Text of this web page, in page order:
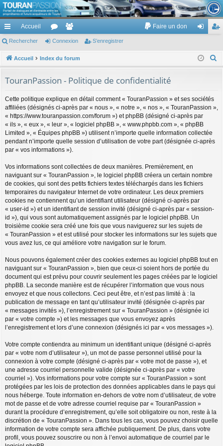
TouranPassion
Le forum des propriétaires ou futurs acquéreurs du Volkswagen Touran
cc
ès
de
Accueil
or
u
e
m
Faire un don
ne nr
re
Rechercher Connexion S’enregistrer
Accueil Index du forum
e
TouranPassion - Politique de confidentialité
Cette politique explique en détail comment « TouranPassion » et ses sociétés
affiliées (désignés ci-après par « nous », « notre », « nos », « TouranPassion »,
« https://www.touranpassion.com/forum ») et phpBB (désigné ci-après par
« ils », « eux », « leur », « logiciel phpBB », « www.phpbb.com », « phpBB
Limited », « Équipes phpBB ») utilisent n’importe quelle information collectée
pendant n’importe quelle session d’utilisation de votre part (désignée ci-après
par « vos informations »).
Vos informations sont collectées de deux manières. Premièrement, en
naviguant sur « TouranPassion », le logiciel phpBB créera un certain nombre
de cookies, qui sont des petits fichiers textes téléchargés dans les fichiers
temporaires du navigateur Internet de votre ordinateur. Les deux premiers
cookies ne contiennent qu’un identifiant utilisateur (désigné ci-après par
« user-id ») et un identifiant de session invité (désigné ci-après par « session-
id »), qui vous sont automatiquement assignés par le logiciel phpBB. Un
troisième cookie sera créé une fois que vous naviguerez sur les sujets de
« TouranPassion » et est utilisé pour stocker les informations sur les sujets que
vous avez lus, ce qui améliore votre navigation sur le forum.
Nous pouvons également créer des cookies externes au logiciel phpBB tout en
naviguant sur « TouranPassion », bien que ceux-ci soient hors de portée du
document qui est prévu pour couvrir seulement les pages créées par le logiciel
phpBB. La seconde manière est de récupérer l’information que vous nous
envoyez et que nous collectons. Ceci peut être, et n’est pas limité à : la
publication de message en tant qu’utilisateur invité (désignée ci-après par
« messages invités »), l’enregistrement sur « TouranPassion » (désignée ici
par « votre compte ») et les messages que vous envoyez après
l’enregistrement et lors d’une connexion (désignés ici par « vos messages »).
Votre compte contiendra au minimum un identifiant unique (désigné ci-après
par « votre nom d’utilisateur »), un mot de passe personnel utilisé pour la
connexion à votre compte (désigné ci-après par « votre mot de passe »), et
une adresse courriel personnelle valide (désignée ci-après par « votre
courriel »). Vos informations pour votre compte sur « TouranPassion » sont
protégées par les lois de protection des données applicables dans le pays qui
nous héberge. Toute information en-dehors de votre nom d’utilisateur, de votre
mot de passe et de votre adresse courriel requise par « TouranPassion »
durant la procédure d’enregistrement, qu’elle soit obligatoire ou non, reste à la
discrétion de « TouranPassion ». Dans tous les cas, vous pouvez choisir quelle
information de votre compte sera affichée publiquement. De plus, dans votre
profil, vous pouvez souscrire ou non à l’envoi automatique de courriel par le